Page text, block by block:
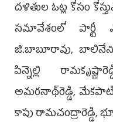
దళితుల ఓట్ల కోసం
సమావేశంలో పార్టీ
జి.బాబూరావు, బాలినేని
పిన్నెల్లి
అమరనాథ్‌రెడ్డి, మేకపాటి
కాపు రామచంద్రారెడ్డి,